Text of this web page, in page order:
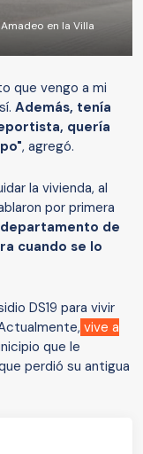
en la Villa
que vengo a mi
Además, tenía
quería
, agregó.
la vivienda, al
por primera
de
cuando se lo
DS19 para vivir
vive a
que le
perdió su antigua